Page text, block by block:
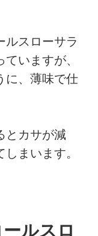
ルスローサラ
いますが、
に、薄味で仕
とカサが減
まいます。
ルスロ